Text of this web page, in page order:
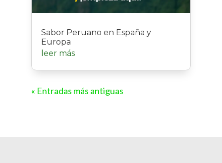
Sabor Peruano en España y
Europa
leer más
« Entradas más antiguas